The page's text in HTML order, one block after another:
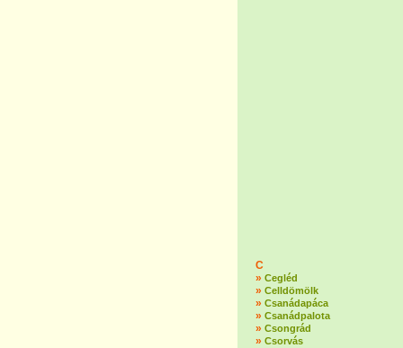
C
» Cegléd
» Celldömölk
» Csanádapáca
» Csanádpalota
» Csongrád
» Csorvás